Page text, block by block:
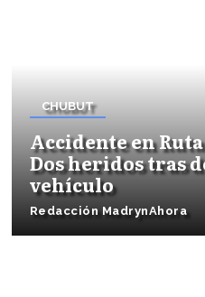
CHUBUT
Accidente en
Dos heridos tras
vehículo
Redacción MadrynAhora